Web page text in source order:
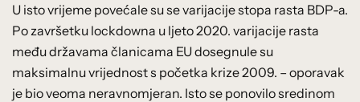
U isto vrijeme povećale su se varijacije stopa rasta BDP-a.
Po završetku lockdowna u ljeto 2020. varijacije rasta
među državama članicama EU dosegnule su
maksimalnu vrijednost s početka krize 2009. – oporavak
je bio veoma neravnomjeran. Isto se ponovilo sredinom